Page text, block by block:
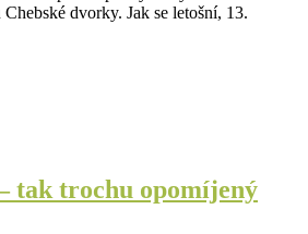
dvorky. Jak se letošní, 13.
tak trochu opomíjený